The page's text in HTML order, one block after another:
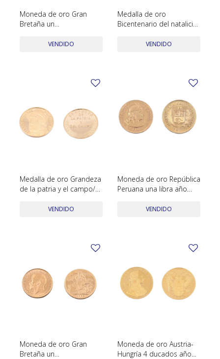
Moneda de oro Gran
Bretaña un
VENDIDO
Medalla de oro
Bicentenario del natalicio
VENDIDO
Medalla de oro Grandeza
de la patria y el campo/El
VENDIDO
Moneda de oro República
Peruana una libra año
VENDIDO
Moneda de oro Gran
Bretaña un
Moneda de oro Austria-
Hungría 4 ducados año